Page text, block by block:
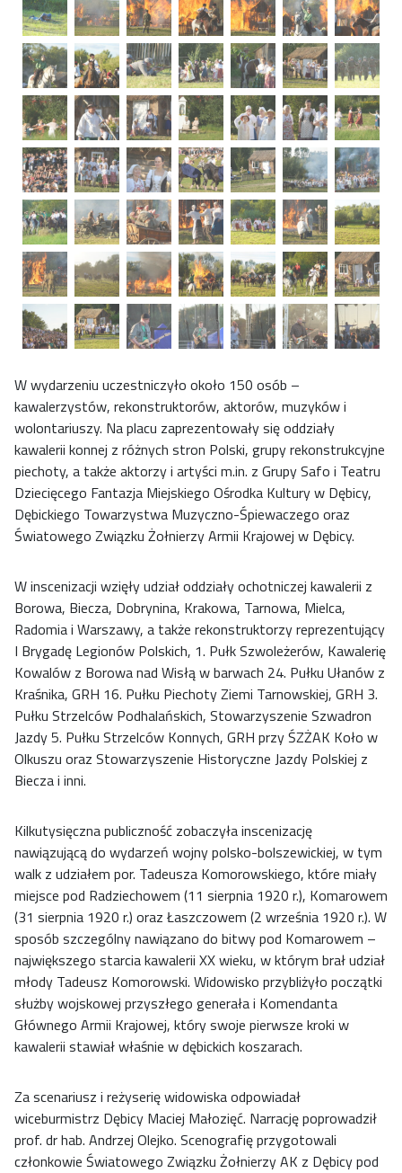
W wydarzeniu uczestniczyło około 150 osób –
kawalerzystów, rekonstruktorów, aktorów, muzyków i
wolontariuszy. Na placu zaprezentowały się oddziały
kawalerii konnej z różnych stron Polski, grupy rekonstrukcyjne
piechoty, a także aktorzy i artyści m.in. z Grupy Safo i Teatru
Dziecięcego Fantazja Miejskiego Ośrodka Kultury w Dębicy,
Dębickiego Towarzystwa Muzyczno-Śpiewaczego oraz
Światowego Związku Żołnierzy Armii Krajowej w Dębicy.
W inscenizacji wzięły udział oddziały ochotniczej kawalerii z
Borowa, Biecza, Dobrynina, Krakowa, Tarnowa, Mielca,
Radomia i Warszawy, a także rekonstruktorzy reprezentujący
I Brygadę Legionów Polskich, 1. Pułk Szwoleżerów, Kawalerię
Kowalów z Borowa nad Wisłą w barwach 24. Pułku Ułanów z
Kraśnika, GRH 16. Pułku Piechoty Ziemi Tarnowskiej, GRH 3.
Pułku Strzelców Podhalańskich, Stowarzyszenie Szwadron
Jazdy 5. Pułku Strzelców Konnych, GRH przy ŚZŻAK Koło w
Olkuszu oraz Stowarzyszenie Historyczne Jazdy Polskiej z
Biecza i inni.
Kilkutysięczna publiczność zobaczyła inscenizację
nawiązującą do wydarzeń wojny polsko-bolszewickiej, w tym
walk z udziałem por. Tadeusza Komorowskiego, które miały
miejsce pod Radziechowem (11 sierpnia 1920 r.), Komarowem
(31 sierpnia 1920 r.) oraz Łaszczowem (2 września 1920 r.). W
sposób szczególny nawiązano do bitwy pod Komarowem –
największego starcia kawalerii XX wieku, w którym brał udział
młody Tadeusz Komorowski. Widowisko przybliżyło początki
służby wojskowej przyszłego generała i Komendanta
Głównego Armii Krajowej, który swoje pierwsze kroki w
kawalerii stawiał właśnie w dębickich koszarach.
Za scenariusz i reżyserię widowiska odpowiadał
wiceburmistrz Dębicy Maciej Małozięć. Narrację poprowadził
prof. dr hab. Andrzej Olejko. Scenografię przygotowali
członkowie Światowego Związku Żołnierzy AK z Dębicy pod